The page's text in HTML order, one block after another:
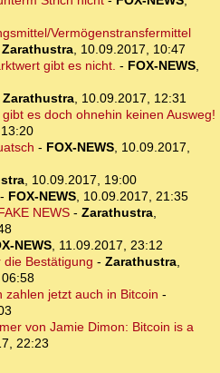
Vermögenstransfermittel
Zarathustra, 10.09.2017, 10:47
gibt es nicht. - FOX-NEWS,
Zarathustra, 10.09.2017, 12:31
es doch ohnehin keinen Ausweg!
- FOX-NEWS, 10.09.2017,
, 10.09.2017, 19:00
- FOX-NEWS, 10.09.2017, 21:35
NEWS- Zarathustra,
NEWS, 11.09.2017, 23:12
die Bestätigung - Zarathustra,
zahlen jetzt auch in Bitcoin -
von Jamie Dimon: Bitcoin is a
22:23